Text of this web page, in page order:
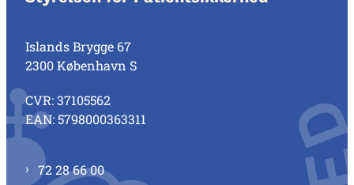
Islands Brygge 67
2300 København S
CVR: 37105562
EAN: 5798000363311
72 28 66 00